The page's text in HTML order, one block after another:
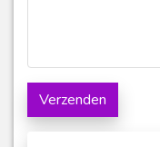
Verzenden